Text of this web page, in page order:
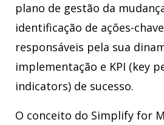
plano de gestão da
identificação de ações-
responsáveis pela sua
implementação e KPI (key
indicators) de sucesso.
O conceito do Simplify for